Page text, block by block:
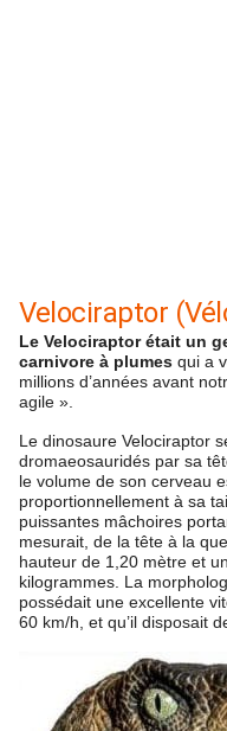
Velociraptor
Le Velociraptor était un
carnivore à plumes qui a
millions d’années avant
agile ».
Le dinosaure Velociraptor
dromaeosauridés par sa
le volume de son cerveau
proportionnellement à sa
puissantes mâchoires
mesurait, de la tête à la
hauteur de 1,20 mètre et
kilogrammes. La
possédait une excellente
60 km/h, et qu’il disposait